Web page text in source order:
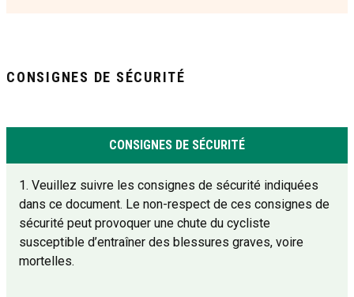
CONSIGNES DE SÉCURITÉ
CONSIGNES DE SÉCURITÉ
1. Veuillez suivre les consignes de sécurité indiquées
dans ce document. Le non-respect de ces consignes de
sécurité peut provoquer une chute du cycliste
susceptible d’entraîner des blessures graves, voire
mortelles.